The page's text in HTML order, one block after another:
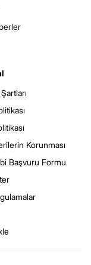
Korunması
Başvuru Formu